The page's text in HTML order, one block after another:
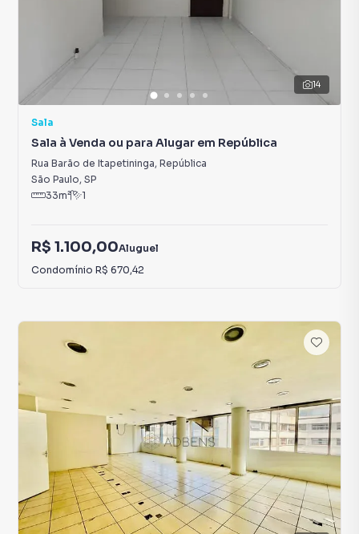
14
Sala
Sala à Venda ou para Alugar em República
Rua Barão de Itapetininga, República
São Paulo, SP
33m² 1
R$ 1.100,00Aluguel
Condomínio R$ 670,42